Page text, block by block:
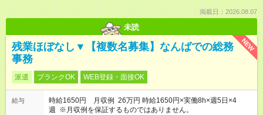
掲載日：2026.08.07
未読
NEW
残業ほぼなし▼【複数名募集】なんばでの総務
事務
派遣 ブランクOK WEB登録・面接OK
給与
時給1650円 月収例 26万円 時給1650円×実働8h×週5日×4
週 ※月収例を保証するものではありません。